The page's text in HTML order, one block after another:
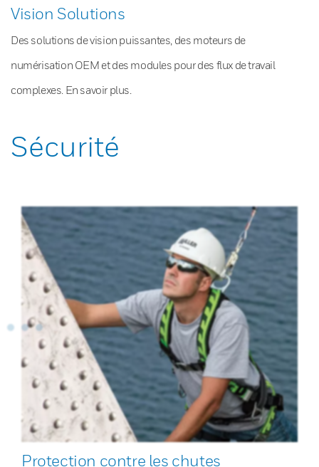
Vision Solutions
Des solutions de vision puissantes, des moteurs de
numérisation OEM et des modules pour des flux de travail
complexes. En savoir plus.
Sécurité
Protection contre les chutes